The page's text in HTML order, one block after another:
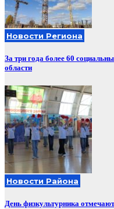
Новости Региона
За три года более 60
области
Новости Района
День физкультурника